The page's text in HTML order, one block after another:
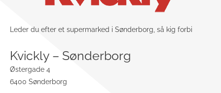
Leder du efter et supermarked i Sønderborg, så kig forbi
Kvickly – Sønderborg
Østergade 4
6400 Sønderborg